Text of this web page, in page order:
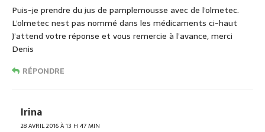
Puis-je prendre du jus de pamplemousse avec de l’olmetec.
L’olmetec nest pas nommé dans les médicaments ci-haut
J’attend votre réponse et vous remercie à l’avance, merci
Denis
RÉPONDRE
Irina
28 AVRIL 2016 À 13 H 47 MIN